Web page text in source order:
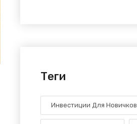
Теги
Инвестиции Для Новичков